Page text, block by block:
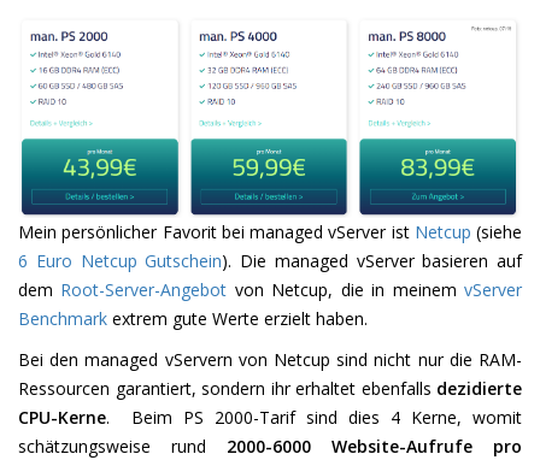
Mein persönlicher Favorit bei managed vServer ist Netcup (siehe
6 Euro Netcup Gutschein). Die managed vServer basieren auf
dem Root-Server-Angebot von Netcup, die in meinemvServer
Benchmark extrem gute Werte erzielt haben.
Bei den managed vServern von Netcup sind nicht nur die RAM-
Ressourcen garantiert, sondern ihr erhaltet ebenfalls dezidierte
CPU-Kerne. Beim PS 2000-Tarif sind dies 4 Kerne, womit
schätzungsweise rund 2000-6000 Website-Aufrufe pro